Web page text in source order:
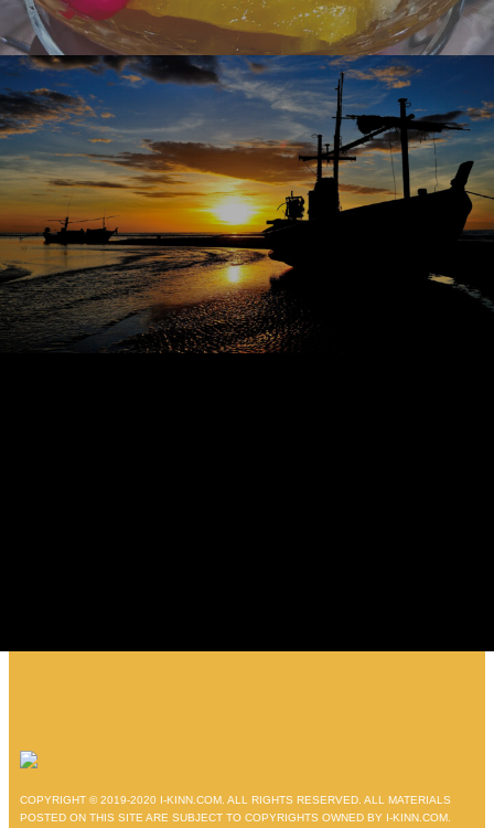
COPYRIGHT © 2019-2020 I-KINN.COM. ALL RIGHTS RESERVED. ALL MATERIALS
POSTED ON THIS SITE ARE SUBJECT TO COPYRIGHTS OWNED BY I-KINN.COM.